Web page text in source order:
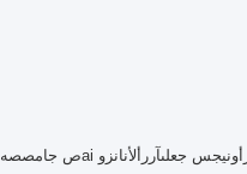
أونيجس جعلىآر رألأنانز و aiص جامصصه